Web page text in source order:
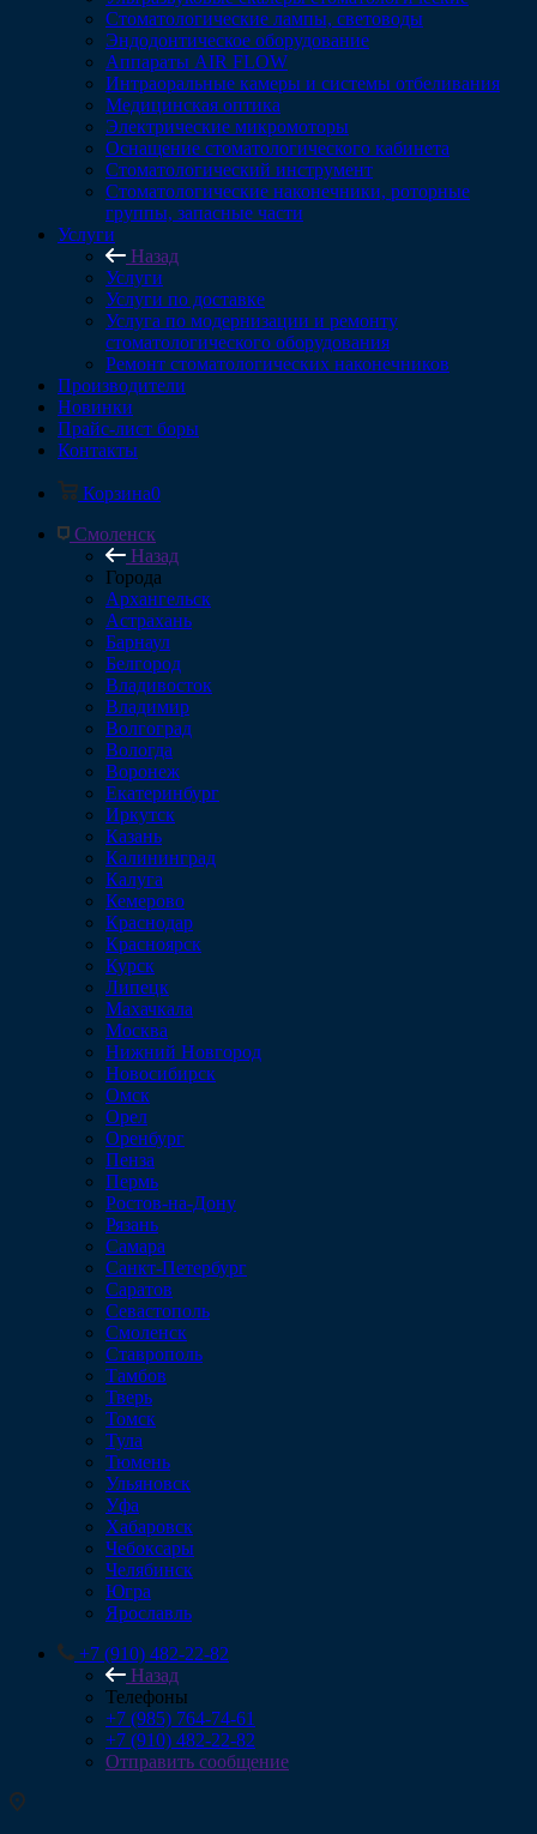
Стоматологические лампы, световоды
Эндодонтическое оборудование
Аппараты AIR FLOW
Интраоральные камеры и системы отбеливания
Медицинская оптика
Электрические микромоторы
Оснащение стоматологического кабинета
Стоматологический инструмент
Стоматологические наконечники, роторные
группы, запасные части
Услуги
Назад
Услуги
Услуги по доставке
Услуга по модернизации и ремонту
стоматологического оборудования
Ремонт стоматологических наконечников
Производители
Новинки
Прайс-лист боры
Контакты
Корзина0
Смоленск
Назад
Города
Архангельск
Астрахань
Барнаул
Белгород
Владивосток
Владимир
Волгоград
Вологда
Воронеж
Екатеринбург
Иркутск
Казань
Калининград
Калуга
Кемерово
Краснодар
Красноярск
Курск
Липецк
Махачкала
Москва
Нижний Новгород
Новосибирск
Омск
Орел
Оренбург
Пенза
Пермь
Ростов-на-Дону
Рязань
Самара
Санкт-Петербург
Саратов
Севастополь
Смоленск
Ставрополь
Тамбов
Тверь
Томск
Тула
Тюмень
Ульяновск
Уфа
Хабаровск
Чебоксары
Челябинск
Югра
Ярославль
+7 (910) 482-22-82
Назад
Телефоны
+7 (985) 764-74-61
+7 (910) 482-22-82
Отправить сообщение